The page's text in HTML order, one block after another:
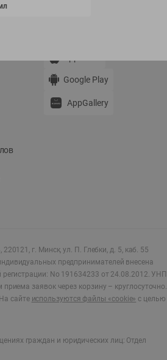
Google Play
AppGallery
г. Минск, ул. П. Глебки, д. 5, каб. 55
предпринимателей внесена
регистрации: No 191634233 от 24.08.2012. УНП
заявок через корзину – круглосуточно.
На сайте используются файлы «cookie» с целью
граждан и юридических лиц: Отдел